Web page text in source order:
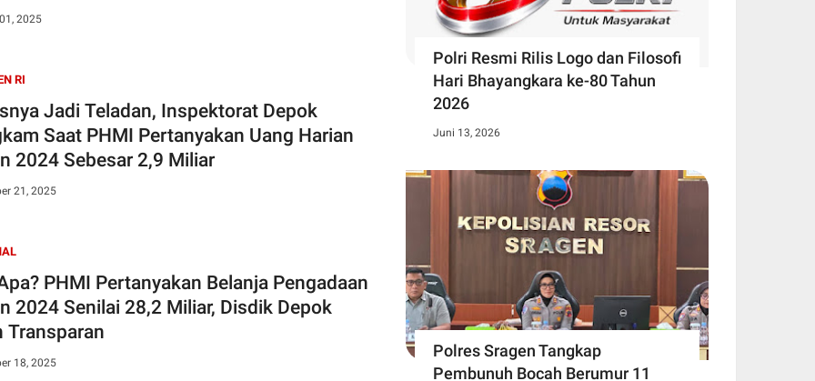
2025
RI
Jadi Teladan, Inspektorat Depok
Saat PHMI Pertanyakan Uang Harian
2024 Sebesar 2,9 Miliar
21, 2025
PHMI Pertanyakan Belanja Pengadaan
2024 Senilai 28,2 Miliar, Disdik Depok
Transparan
18, 2025
Polri Resmi Rilis Logo dan Filosofi
Hari Bhayangkara ke-80 Tahun
2026
Juni 13, 2026
Polres Sragen Tangkap
Pembunuh Bocah Berumur 11